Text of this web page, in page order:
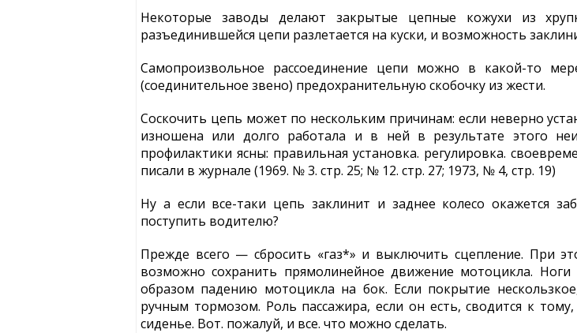
Некоторые заводы делают закрытые цепные кожухи из
разъединившейся цепи разлетается на куски, и возможность
Самопроизвольное рассоединение цепи можно в какой-то
(соединительное звено) предохранительную скобочку из жести.
Соскочить цепь может по нескольким причинам: если неверно
изношена или долго работала и в ней в результате этого
профилактики ясны: правильная установка. регулировка.
писали в журнале (1969. № 3. стр. 25; № 12. стр. 27; 1973, № 4, стр. 19)
Ну а если все-таки цепь заклинит и заднее колесо окажется
поступить водителю?
Прежде всего — сбросить «газ*» и выключить сцепление. При
возможно сохранить прямолинейное движение мотоцикла.
образом падению мотоцикла на бок. Если покрытие
ручным тормозом. Роль пассажира, если он есть, сводится к
сиденье. Вот. пожалуй, и все. что можно сделать.